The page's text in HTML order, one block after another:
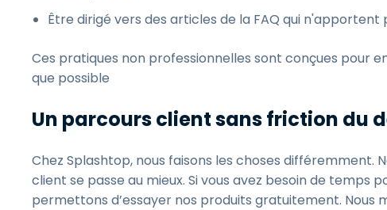
Être dirigé vers des articles de la FAQ qui
Ces pratiques non professionnelles sont conçues pour
que possible
Un parcours client sans friction du
Chez Splashtop, nous faisons les choses différemment.
client se passe au mieux. Si vous avez besoin de temps
permettons d’essayer nos produits gratuitement.